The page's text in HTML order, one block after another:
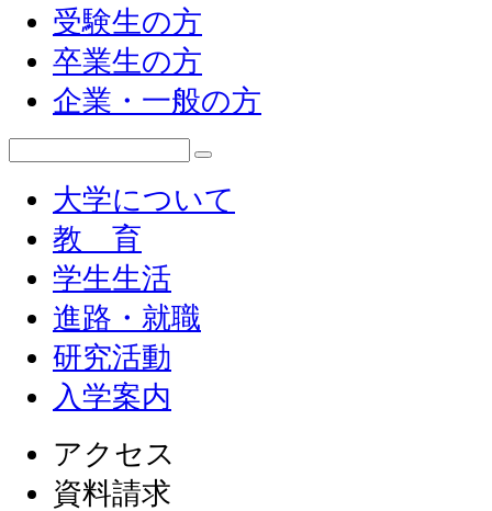
受験生の方
卒業生の方
企業・一般の方
大学について
教 育
学生生活
進路・就職
研究活動
入学案内
アクセス
資料請求